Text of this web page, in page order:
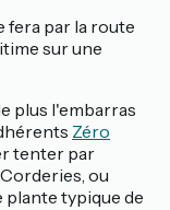
fera par la route
sur une
plus l'embarras
Zéro
tenter par
Corderies, ou
plante typique de